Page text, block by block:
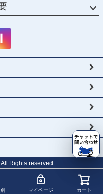
マイページ カート
Rights reserved.